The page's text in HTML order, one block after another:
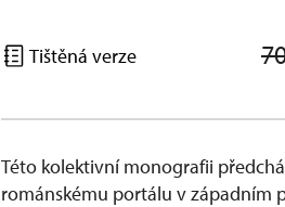
Tištěná verze
Této kolektivní monografii
románskému portálu v západním